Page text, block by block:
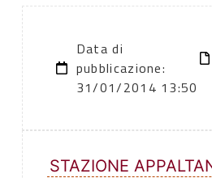
Data di
pubblicazione:
31/01/2014 13:50
STAZIONE